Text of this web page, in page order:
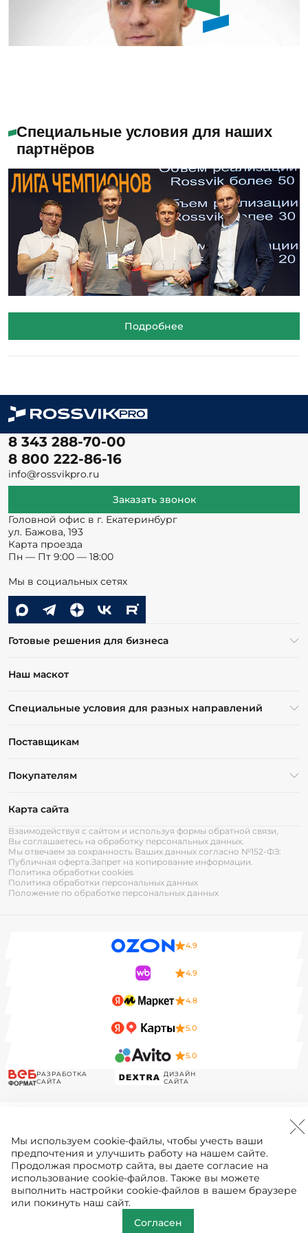
Помогу с выбором
Специальные условия для наших
партнёров
Подробнее
8 343 288-70-00
8 800 222-86-16
info@rossvikpro.ru
Заказать звонок
Головной офис в г. Екатеринбург
ул. Бажова, 193
Карта проезда
Пн — Пт 9:00 — 18:00
Мы в социальных сетях
Готовые решения для бизнеса
Наш маскот
Специальные условия для разных направлений
Поставщикам
Покупателям
Карта сайта
Взаимодействуя с сайтом и используя формы обратной связи,
Вы соглашаетесь на обработку персональных данных.
Мы отвечаем за сохранность Ваших данных согласно №152-ФЗ:
Публичная оферта.Запрет на копирование информации.
Политика обработки cookies
Политика обработки персональных данных
Положение по обработке персональных данных
4.9
4.9
4.8
5.0
5.0
РАЗРАБОТКА
САЙТА
ДИЗАЙН
САЙТА
Мы используем cookie-файлы, чтобы учесть ваши
предпочтения и улучшить работу на нашем сайте.
Продолжая просмотр сайта, вы даете согласие на
использование cookie-файлов. Также вы можете
выполнить настройки cookie-файлов в вашем браузере
или покинуть наш сайт.
Согласен